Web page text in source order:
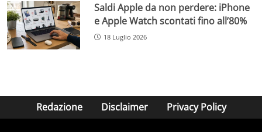
Saldi Apple da non perdere: iPhone
e Apple Watch scontati fino all’80%
18 Luglio 2026
Redazione Disclaimer Privacy Policy